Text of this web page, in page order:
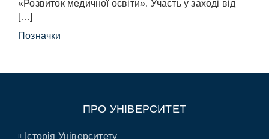
«Розвиток медичної освіти». Участь у заході від
[…]
Позначки
ПРО УНІВЕРСИТЕТ
Історія Університету